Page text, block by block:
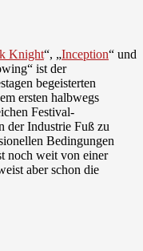
Knight“, „Inception“ und
ist der
begeisterten
ersten halbwegs
Festival-
der Industrie Fuß zu
Bedingungen
noch weit von einer
aber schon die